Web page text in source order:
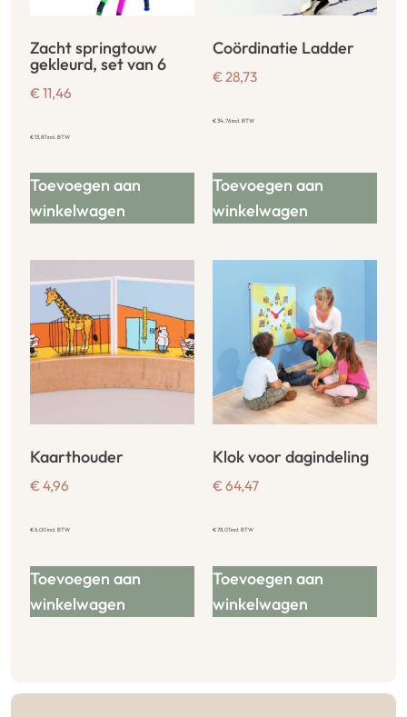
Zacht springtouw
gekleurd, set van 6
€ 11,46
€13,87incl. BTW
Toevoegen aan
winkelwagen
Coördinatie Ladder
€ 28,73
€34,76incl. BTW
Toevoegen aan
winkelwagen
Kaarthouder
€ 4,96
€6,00incl. BTW
Toevoegen aan
winkelwagen
Klok voor dagindeling
€ 64,47
€78,01incl. BTW
Toevoegen aan
winkelwagen